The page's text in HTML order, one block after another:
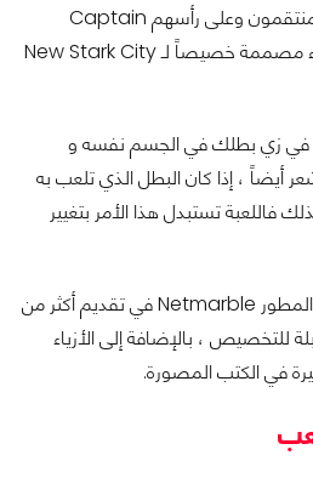
منظومة Hydra التي تُجابه المنتقمون وعلى رأسهم Captain
America ، بالإضافة إلى أزياء مصممة خصيصاً لـ New Stark City
في زي بطلك في الجسم نفسه و
أيضاً ، إذا كان البطل الذي تلعب به
فاللعبة تستبدل هذا الأمر بتغيير
كل شخصية لها مظهر ، يأمل المطور Netmarble في تقديم أكثر من
للتخصيص ، بالإضافة إلى الأزياء
في الكتب المصورة.